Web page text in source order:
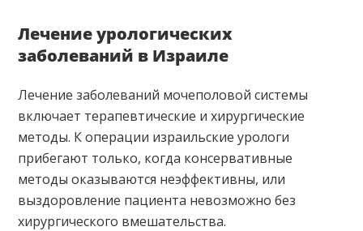
Лечение урологических
заболеваний в Израиле
Лечение заболеваний мочеполовой системы
включает терапевтические и хирургические
методы. К операции израильские урологи
прибегают только, когда консервативные
методы оказываются неэффективны, или
выздоровление пациента невозможно без
хирургического вмешательства.